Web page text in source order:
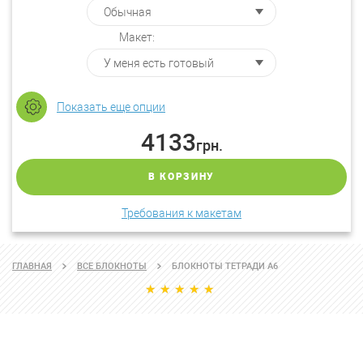
Макет:
Показать еще опции
4133грн.
В КОРЗИНУ
Требования к макетам
ГЛАВНАЯ ВСЕ БЛОКНОТЫ БЛОКНОТЫ ТЕТРАДИ A6